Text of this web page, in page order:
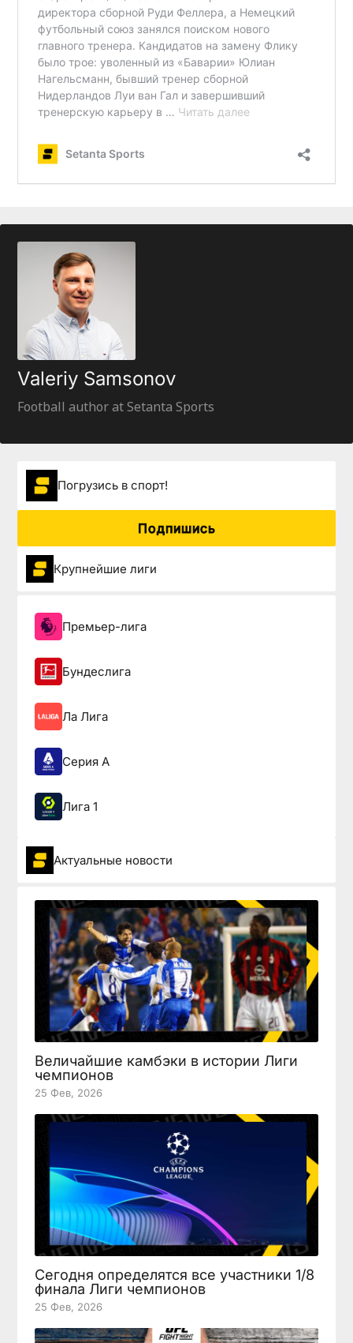
Valeriy Samsonov
Football author at Setanta Sports
Погрузиcь в спорт!
Подпишись
Крупнейшие лиги
Премьер-лига
Бундеслига
Ла Лига
Серия А
Лига 1
Актуальные новости
Величайшие камбэки в истории Лиги
чемпионов
25 Фев, 2026
Сегодня определятся все участники 1/8
финала Лиги чемпионов
25 Фев, 2026